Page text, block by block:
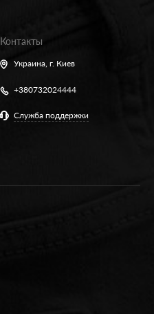
Контакты
Украина, г. Киев
+380732024444
Служба поддержки